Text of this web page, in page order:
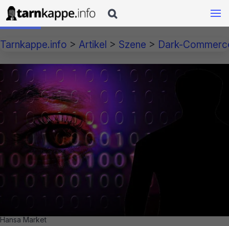

Tarnkappe.info > Artikel > Szene > Dark-
Hansa Market